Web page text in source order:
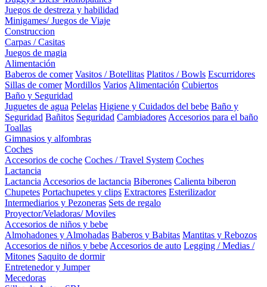
Juegos de destreza y habilidad
Minigames/ Juegos de Viaje
Construccion
Carpas / Casitas
Juegos de magia
Alimentación
Baberos de comer Vasitos / Botellitas Platitos / Bowls Escurridores
Sillas de comer Mordillos Varios Alimentación Cubiertos
Baño y Seguridad
Juguetes de agua Pelelas Higiene y Cuidados del bebe Baño y
Seguridad Bañitos Seguridad Cambiadores Accesorios para el baño
Toallas
Gimnasios y alfombras
Coches
Accesorios de coche Coches / Travel System Coches
Lactancia
Lactancia Accesorios de lactancia Biberones Calienta biberon
Chupetes Portachupetes y clips Extractores Esterilizador
Intermediarios y Pezoneras Sets de regalo
Proyector/Veladoras/ Moviles
Accesorios de niños y bebe
Almohadones y Almohadas Baberos y Babitas Mantitas y Rebozos
Accesorios de niños y bebe Accesorios de auto Legging / Medias /
Mitones Saquito de dormir
Entretenedor y Jumper
Mecedoras